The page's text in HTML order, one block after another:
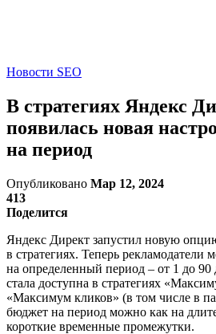
Новости SEO
В стратегиях Яндекс
появилась новая
на период
Опубликовано Мар 12, 2024
413
Поделится
Яндекс Директ запустил новую
в стратегиях. Теперь рекламодатели
на определенный период – от 1 до 90
стала доступна в стратегиях
«Максимум кликов» (в том числе в
бюджет на период можно как на
короткие временные промежутки.